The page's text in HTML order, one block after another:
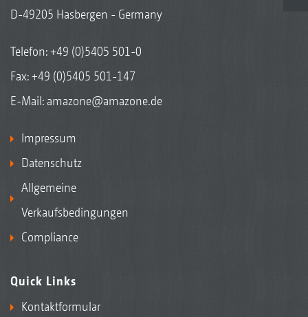
D-49205 Hasbergen - Germany
Telefon:+49 (0)5405 501-0
Fax: +49 (0)5405 501-147
E-Mail: amazone@amazone.de
Impressum
Datenschutz
Allgemeine
Verkaufsbedingungen
Compliance
Quick Links
Kontaktformular